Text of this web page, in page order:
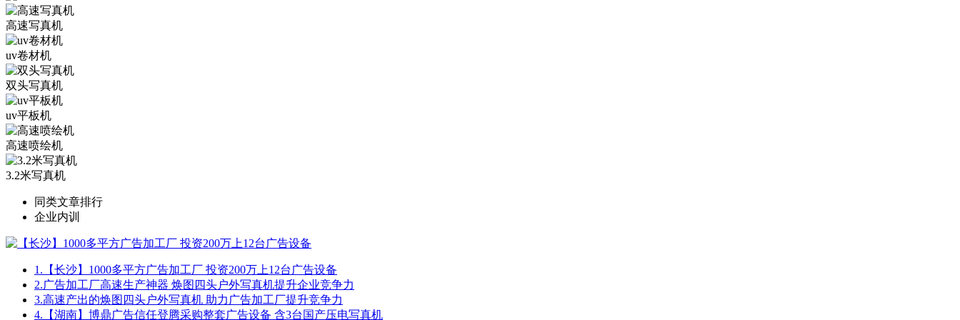
高速写真机
uv卷材机
双头写真机
uv平板机
高速喷绘机
3.2米写真机
同类文章排行
企业内训
1. 【长沙】1000多平方广告加工厂 投资200万上12台广告设备
2.广告加工厂高速生产神器 焕图四头户外写真机提升企业竞争力
3.高速产出的焕图四头户外写真机 助力广告加工厂提升竞争力
4. 【湖南】博鼎广告信任登腾采购整套广告设备 含3台国产压电写真机